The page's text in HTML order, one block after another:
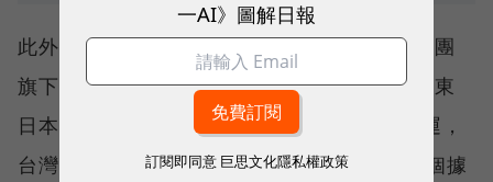
此外，透過福華飯店的引介協助，JR東日本集團
旗下飯店品牌亦正式跨足海外市場，「台北JR東
日本大飯店」預計於2021年在台正式開幕營運，
台灣也成為JR東日本飯店事業進軍海外的第1個據
一AI》圖解日報
訂閱即同意 巨思文化隱私權政策